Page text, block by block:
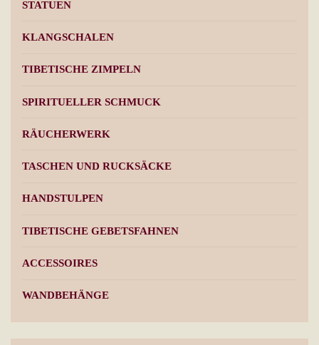
STATUEN
KLANGSCHALEN
TIBETISCHE ZIMPELN
SPIRITUELLER SCHMUCK
RÄUCHERWERK
TASCHEN UND RUCKSÄCKE
HANDSTULPEN
TIBETISCHE GEBETSFAHNEN
ACCESSOIRES
WANDBEHÄNGE